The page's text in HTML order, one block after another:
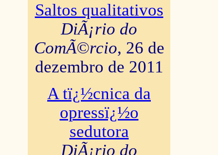
Saltos qualitativos
DiÃ¡rio do
ComÃ©rcio, 26 de
dezembro de 2011
A tï¿½cnica da
opressï¿½o
sedutora
DiÃ¡rio do